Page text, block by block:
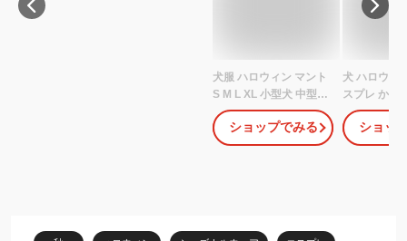
犬服 ハロウィン マント
S M L XL 小型犬 中型犬
大型犬 ハロウィーン コ
スチューム ドッグウェ
ア halloween 犬 ハロウ
ハロウィン 猫 服 子猫 ネ
ショップでみる
犬 ハロウィ
スプレ かぼ
リ 帽子 マ
セット コス
レンチブル
ショッ